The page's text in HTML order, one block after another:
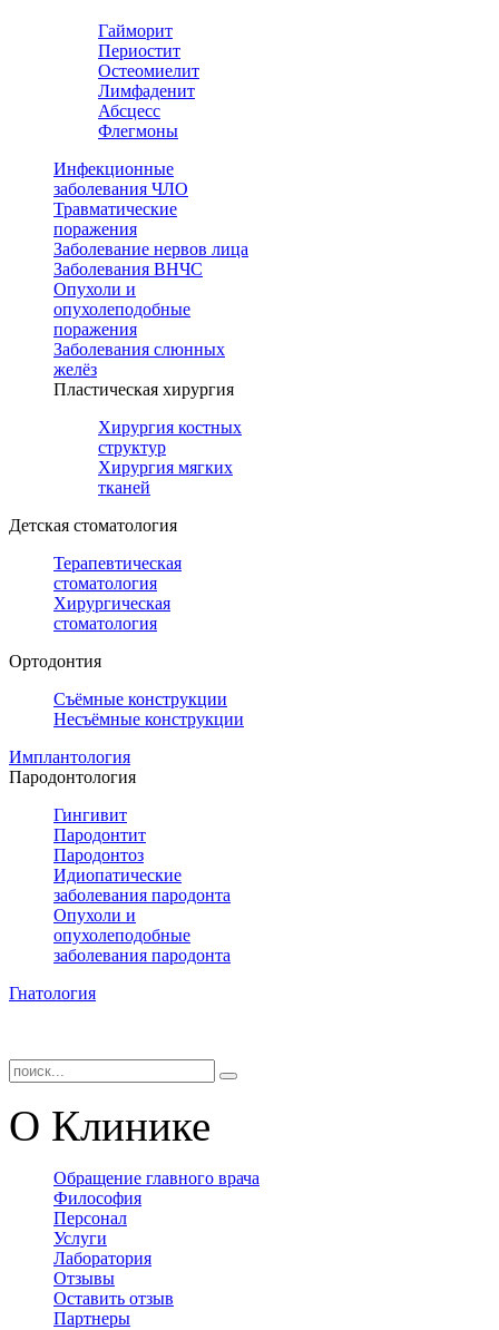
Гайморит
Периостит
Остеомиелит
Лимфаденит
Абсцесс
Флегмоны
Инфекционные
заболевания ЧЛО
Травматические
поражения
Заболевание нервов лица
Заболевания ВНЧС
Опухоли и
опухолеподобные
поражения
Заболевания слюнных
желёз
Пластическая хирургия
Хирургия костных
структур
Хирургия мягких
тканей
Детская стоматология
Терапевтическая
стоматология
Хирургическая
стоматология
Ортодонтия
Съёмные конструкции
Несъёмные конструкции
Имплантология
Пародонтология
Гингивит
Пародонтит
Пародонтоз
Идиопатические
заболевания пародонта
Опухоли и
опухолеподобные
заболевания пародонта
Гнатология
О Клинике
Обращение главного врача
Философия
Персонал
Услуги
Лаборатория
Отзывы
Оставить отзыв
Партнеры